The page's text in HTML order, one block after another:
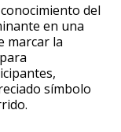
del
en una
marcar la
símbolo